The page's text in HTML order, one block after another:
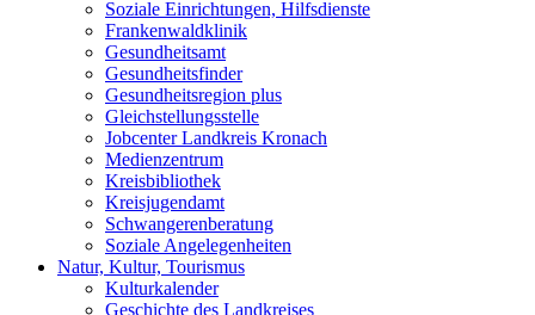
Soziale Einrichtungen, Hilfsdienste
Frankenwaldklinik
Gesundheitsamt
Gesundheitsfinder
Gesundheitsregion plus
Gleichstellungsstelle
Jobcenter Landkreis Kronach
Medienzentrum
Kreisbibliothek
Kreisjugendamt
Schwangerenberatung
Soziale Angelegenheiten
Natur, Kultur, Tourismus
Kulturkalender
Geschichte des Landkreises